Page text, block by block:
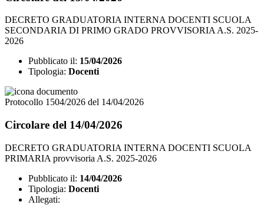
DECRETO GRADUATORIA INTERNA DOCENTI SCUOLA
SECONDARIA DI PRIMO GRADO PROVVISORIA A.S. 2025-
2026
Pubblicato il: 15/04/2026
Tipologia: Docenti
Protocollo 1504/2026 del 14/04/2026
Circolare del 14/04/2026
DECRETO GRADUATORIA INTERNA DOCENTI SCUOLA
PRIMARIA provvisoria A.S. 2025-2026
Pubblicato il: 14/04/2026
Tipologia: Docenti
Allegati: